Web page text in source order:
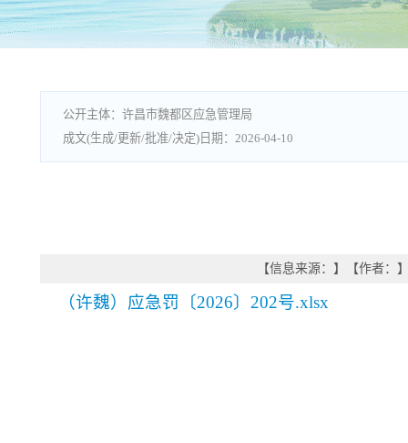
许昌市魏都区应急管理局
2026-04-10
【信息来源： 】 【作者：
（许魏）应急罚〔2026〕202号.xlsx